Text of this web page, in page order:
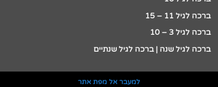
ברכה לגיל 11 – 15
ברכה לגיל 3 – 10
ברכה לגיל שנה | ברכה לגיל שנתיים
למעבר אל מפת אתר